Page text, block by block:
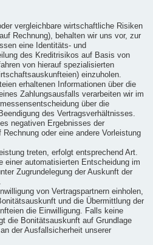
vergleichbare wirtschaftliche Risiken
Rechnung), behalten wir uns vor, zur
eine Identitäts- und
des Kreditrisikos auf Basis von
von hierauf spezialisierten
einzuholen.
erhaltenen Informationen über die
Zahlungsausfalls verarbeiten wir im
über die
des Vertragsverhältnisses.
negativen Ergebnisses der
oder eine andere Vorleistung
treten, erfolgt entsprechend Art.
einer automatisierten Entscheidung im
Zugrundelegung der Auskunft der
von Vertragspartnern einholen,
und die Übermittlung der
die Einwilligung. Falls keine
die Bonitätsauskunft auf Grundlage
der Ausfallsicherheit unserer